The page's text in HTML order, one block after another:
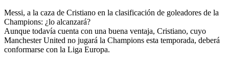
Messi, a la caza de Cristiano en la clasificación de goleadores de la
Champions: ¿lo alcanzará?
Aunque todavía cuenta con una buena ventaja, Cristiano, cuyo
Manchester United no jugará la Champions esta temporada, deberá
conformarse con la Liga Europa.